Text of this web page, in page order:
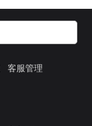
客服管理